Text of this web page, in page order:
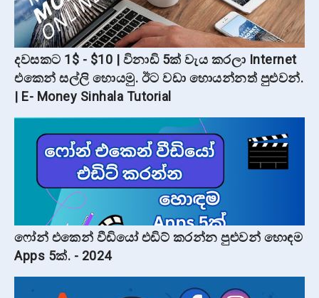
දවසකට 1$ - $10 | විනාඩි 5ක් වැය කරලා Internet
එකෙන් සල්ලි හොයමු. ඊට වඩා හොයන්නත් පුළුවන්.
| E- Money Sinhala Tutorial
ෆෝන් එකෙන් වීඩියෝ එඩිට් කරන්න පුළුවන් හොඳම
Apps 5ක්. - 2024